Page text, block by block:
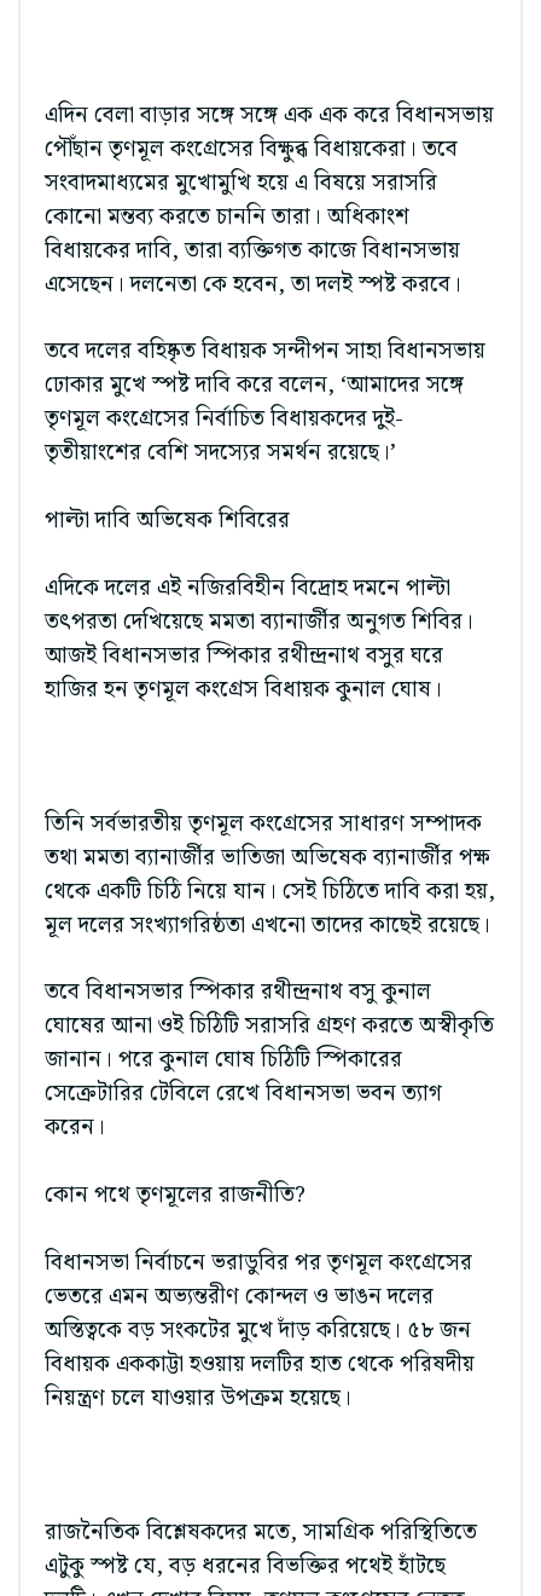
এদিন বেলা বাড়ার সঙ্গে সঙ্গে এক এক করে বিধানসভায়
পৌঁছান তৃণমূল কংগ্রেসের বিক্ষুব্ধ বিধায়কেরা। তবে
সংবাদমাধ্যমের মুখোমুখি হয়ে এ বিষয়ে সরাসরি
কোনো মন্তব্য করতে চাননি তারা। অধিকাংশ
বিধায়কের দাবি, তারা ব্যক্তিগত কাজে বিধানসভায়
এসেছেন। দলনেতা কে হবেন, তা দলই স্পষ্ট করবে।
তবে দলের বহিষ্কৃত বিধায়ক সন্দীপন সাহা বিধানসভায়
ঢোকার মুখে স্পষ্ট দাবি করে বলেন, ‘আমাদের সঙ্গে
তৃণমূল কংগ্রেসের নির্বাচিত বিধায়কদের দুই-
তৃতীয়াংশের বেশি সদস্যের সমর্থন রয়েছে।’
পাল্টা দাবি অভিষেক শিবিরের
এদিকে দলের এই নজিরবিহীন বিদ্রোহ দমনে পাল্টা
তৎপরতা দেখিয়েছে মমতা ব্যানার্জীর অনুগত শিবির।
আজই বিধানসভার স্পিকার রথীন্দ্রনাথ বসুর ঘরে
হাজির হন তৃণমূল কংগ্রেস বিধায়ক কুনাল ঘোষ।
তিনি সর্বভারতীয় তৃণমূল কংগ্রেসের সাধারণ সম্পাদক
তথা মমতা ব্যানার্জীর ভাতিজা অভিষেক ব্যানার্জীর পক্ষ
থেকে একটি চিঠি নিয়ে যান। সেই চিঠিতে দাবি করা হয়,
মূল দলের সংখ্যাগরিষ্ঠতা এখনো তাদের কাছেই রয়েছে।
তবে বিধানসভার স্পিকার রথীন্দ্রনাথ বসু কুনাল
ঘোষের আনা ওই চিঠিটি সরাসরি গ্রহণ করতে অস্বীকৃতি
জানান। পরে কুনাল ঘোষ চিঠিটি স্পিকারের
সেক্রেটারির টেবিলে রেখে বিধানসভা ভবন ত্যাগ
করেন।
কোন পথে তৃণমূলের রাজনীতি?
বিধানসভা নির্বাচনে ভরাডুবির পর তৃণমূল কংগ্রেসের
ভেতরে এমন অভ্যন্তরীণ কোন্দল ও ভাঙন দলের
অস্তিত্বকে বড় সংকটের মুখে দাঁড় করিয়েছে। ৫৮ জন
বিধায়ক এককাট্টা হওয়ায় দলটির হাত থেকে পরিষদীয়
নিয়ন্ত্রণ চলে যাওয়ার উপক্রম হয়েছে।
রাজনৈতিক বিশ্লেষকদের মতে, সামগ্রিক পরিস্থিতিতে
এটুকু স্পষ্ট যে, বড় ধরনের বিভক্তির পথেই হাঁটছে